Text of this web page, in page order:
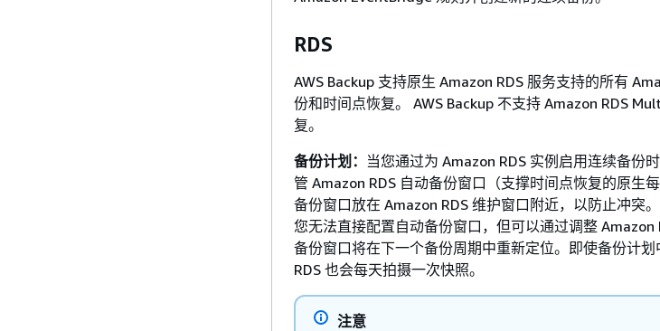
RDS
AWS Backup 支持原生 Amazon RDS 服务支持的所有
份和时间点恢复。 AWS Backup 不支持 Amazon RDS
复。
备份计划： 当您通过为 Amazon RDS 实例启用连续备份
管 Amazon RDS 自动备份窗口（支撑时间点恢复的原生
备份窗口放在 Amazon RDS 维护窗口附近，以防止冲突
您无法直接配置自动备份窗口，但可以通过调整
备份窗口将在下一个备份周期中重新定位。即使备份计划
RDS 也会每天拍摄一次快照。
注意